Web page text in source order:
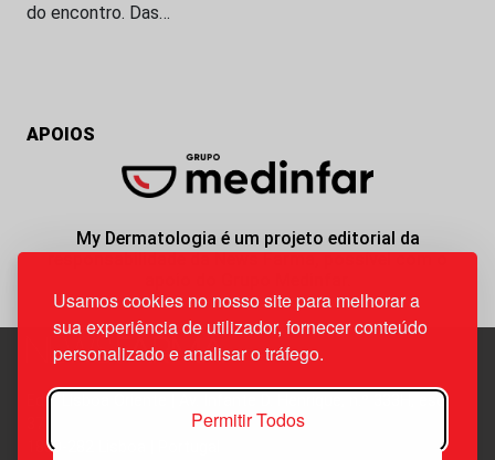
Usamos cookies no nosso site para melhorar a
sua experiência de utilizador, fornecer conteúdo
personalizado e analisar o tráfego.
Permitir Todos
do encontro. Das…
APOIOS
My Dermatologia é um projeto editorial da
responsabilidade da News Farma, possível com o
Edif. Lisboa Oriente | Av. Infante D. Henrique, n.º 333H, esc.
1800-282 Lisboa | Portugal